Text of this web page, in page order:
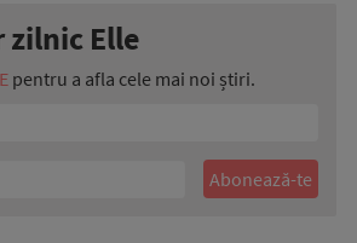
zilnic Elle
pentru a afla cele mai noi știri.